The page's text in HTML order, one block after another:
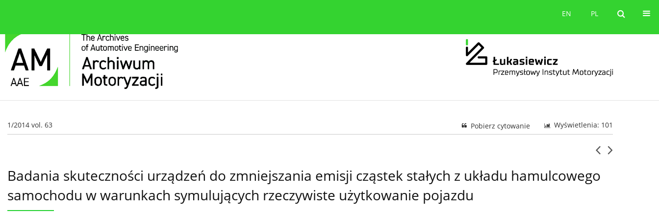
PL
EN PL
EN
1/2014 vol. 63 Wyświetlenia: 101
Pobierz cytowanie
Badania skuteczności urządzeń do zmniejszania emisji cząstek stałych z układu hamulcowego
samochodu w warunkach symulujących rzeczywiste użytkowanie pojazdu